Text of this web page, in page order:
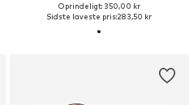
Oprindeligt: 350,00 kr
Sidste laveste pris:283,50 kr